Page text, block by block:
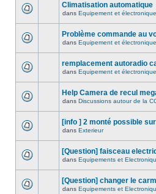
Climatisation automatique
dans Equipement et électronique
Problème commande au
dans Equipement et électronique
remplacement autoradio
dans Equipement et électronique
Help Camera de recul
dans Discussions autour de la
[info ] 2 monté possible
dans Exterieur
[Question] faisceau
dans Equipements et
[Question] changer le
dans Equipements et